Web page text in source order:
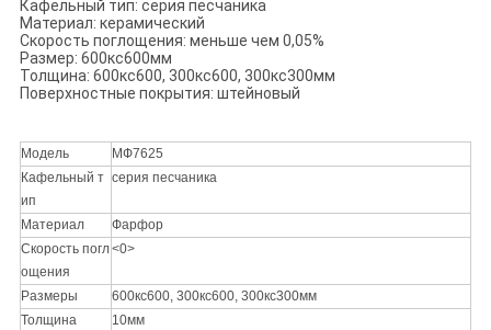
Кафельный тип: серия песчаника
Материал: керамический
Скорость поглощения: меньше чем 0,05%
Размер: 600кс600мм
Толщина: 600кс600, 300кс600, 300кс300мм
Поверхностные покрытия: штейновый
Модель
МФ7625
Кафельный т
ип
серия песчаника
Материал
Фарфор
Скорость погл
ощения
<0>
Размеры
600кс600, 300кс600, 300кс300мм
Толщина
10мм